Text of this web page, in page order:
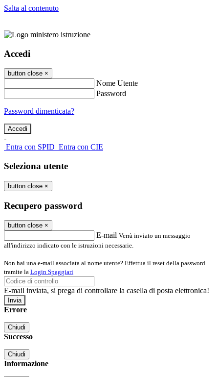
Salta al contenuto
Accedi
button close ×
Nome Utente
Password
Password dimenticata?
-
Entra con SPID Entra con CIE
Seleziona utente
button close ×
Recupero password
button close ×
E-mail Verrà inviato un messaggio
all'indirizzo indicato con le istruzioni necessarie.
Non hai una e-mail associata al nome utente? Effettua il reset della password
tramite la Login Spaggiari
E-mail inviata, si prega di controllare la casella di posta elettronica!
Errore
Chiudi
Successo
Chiudi
Informazione